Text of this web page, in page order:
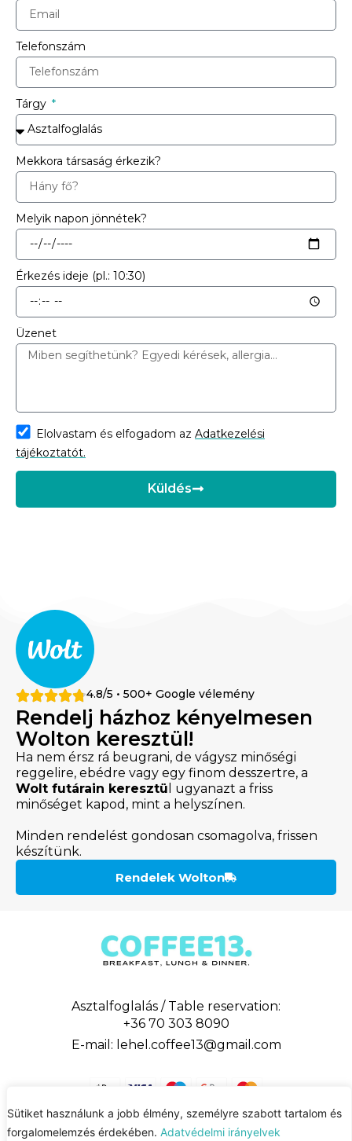
Sütiket használunk a jobb élmény, személyre szabott tartalom és
forgalomelemzés érdekében. Adatvédelmi irányelvek
Telefonszám
Tárgy
Mekkora társaság érkezik?
Melyik napon jönnétek?
Érkezés ideje (pl.: 10:30)
Üzenet
Elolvastam és elfogadom az Adatkezelési
tájékoztatót.
Küldés
4.8/5 • 500+ Google vélemény
Rendelj házhoz kényelmesen
Wolton keresztül!
Ha nem érsz rá beugrani, de vágysz minőségi
reggelire, ebédre vagy egy finom desszertre, a
Wolt futárain keresztü l ugyanazt a friss
minőséget kapod, mint a helyszínen.
Minden rendelést gondosan csomagolva, frissen
készítünk.
Rendelek Wolton
Asztalfoglalás / Table reservation:
+36 70 303 8090
E-mail: lehel.coffee13@gmail.com